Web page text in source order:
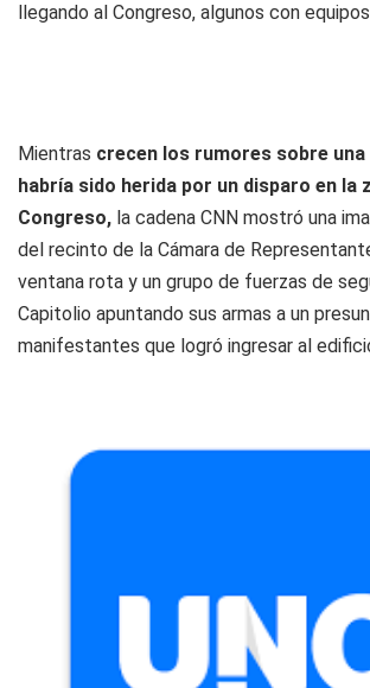
llegando al Congreso, algunos con
Mientras crecen los rumores sobre una
habría sido herida por un disparo en la
Congreso, la cadena CNN mostró una
del recinto de la Cámara de
ventana rota y un grupo de fuerzas de
Capitolio apuntando sus armas a un
manifestantes que logró ingresar al